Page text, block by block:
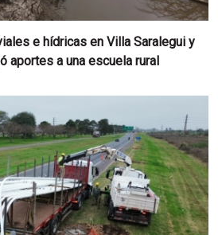
e hídricas en Villa Saralegui y
aportes a una escuela rural